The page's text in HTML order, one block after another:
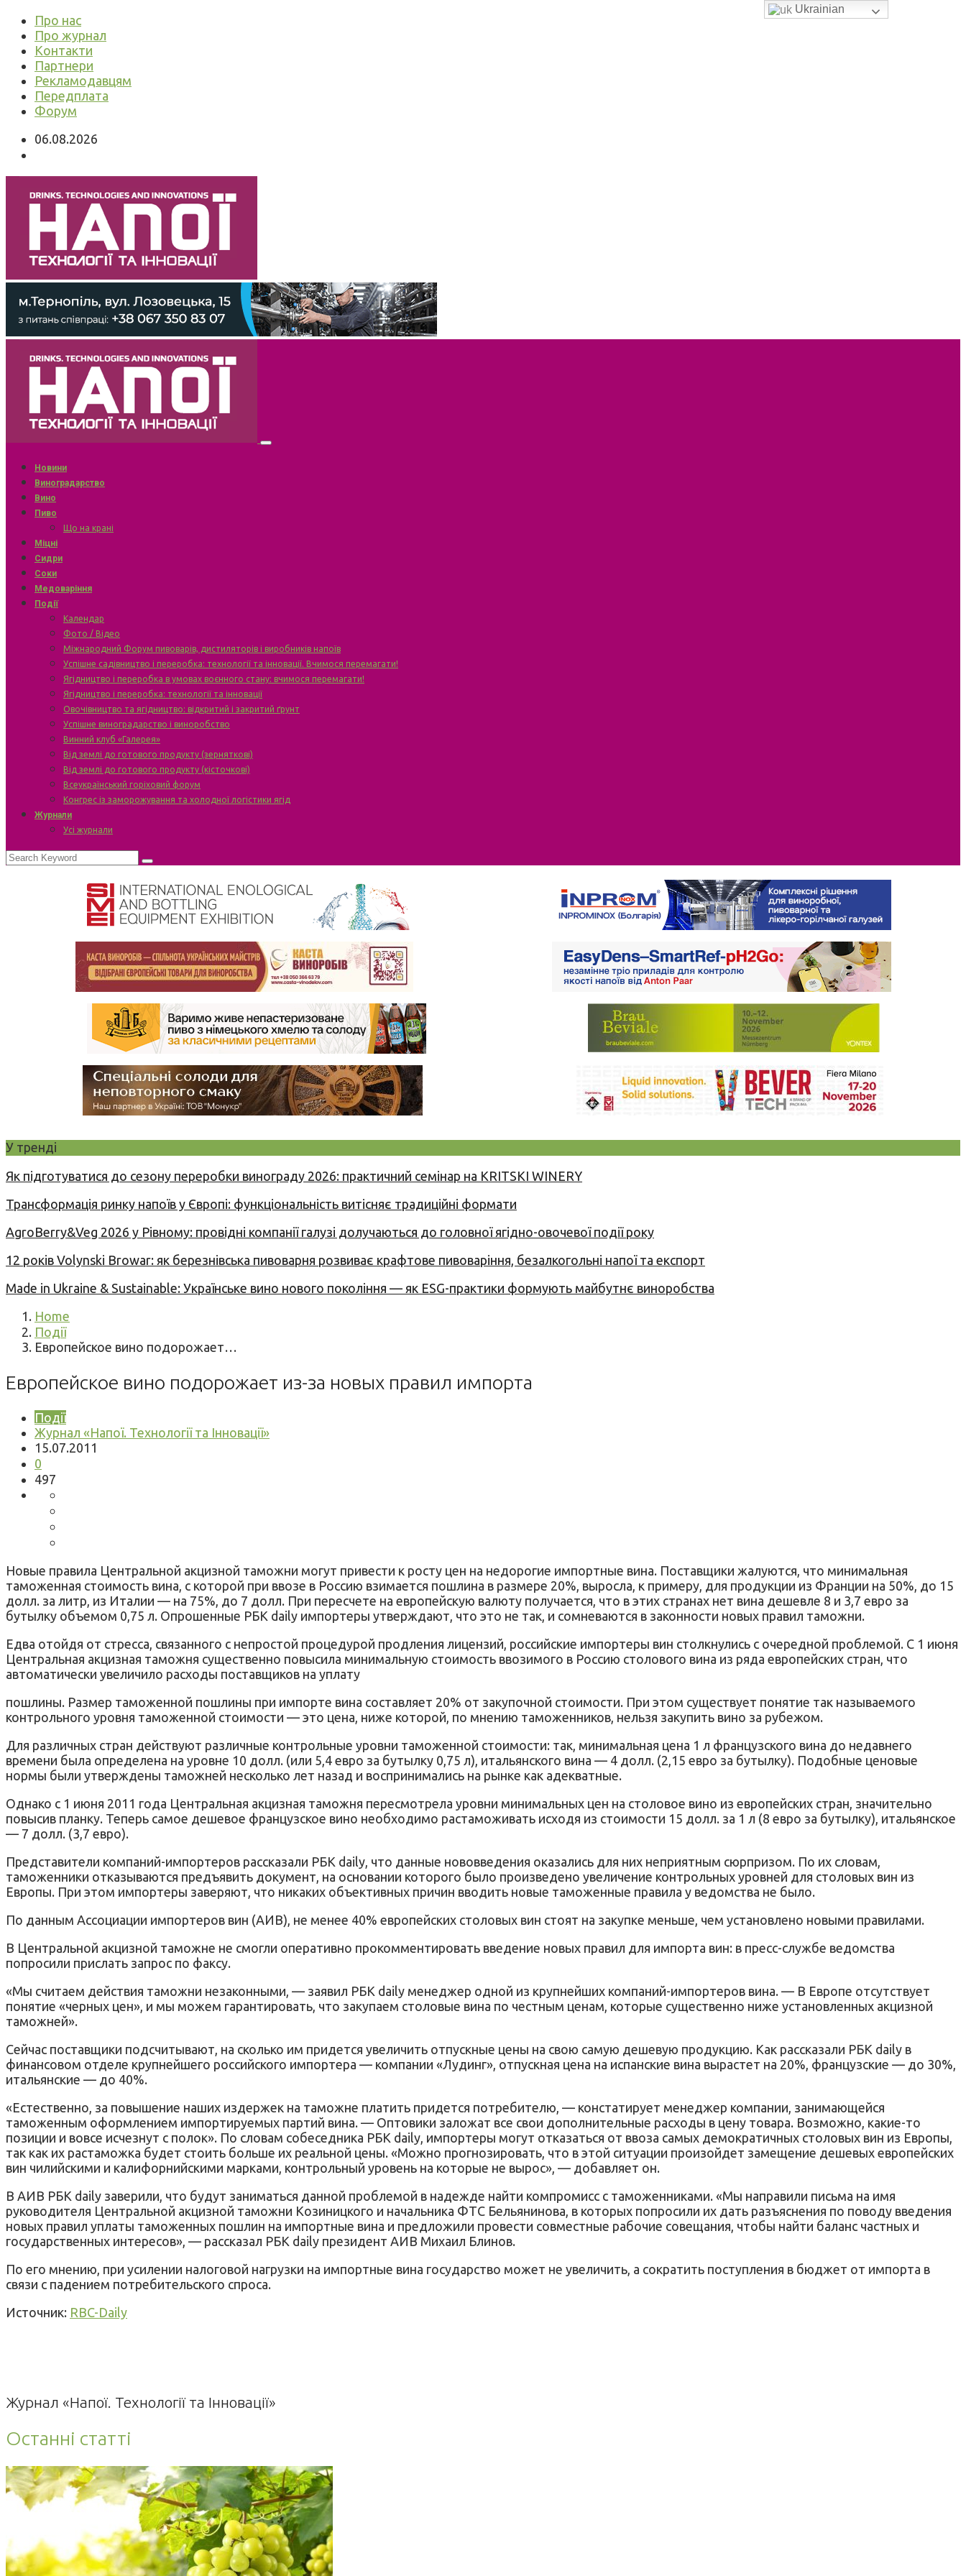
Про нас
Про журнал
Контакти
Партнери
Рекламодавцям
Передплата
Форум
06.08.2026
Новини
Виноградарство
Вино
Пиво
Що на крані
Міцні
Сидри
Соки
Медоваріння
Події
Календар
Фото / Відео
Міжнародний Форум пивоварів, дистиляторів і виробників напоїв
Успішне садівництво і переробка: технології та інновації. Вчимося перемагати!
Ягідництво і переробка в умовах воєнного стану: вчимося перемагати!
Ягідництво і переробка: технології та інновації
Овочівництво та ягідництво: відкритий і закритий ґрунт
Успішне виноградарство і виноробство
Винний клуб «Галерея»
Від землі до готового продукту (зерняткові)
Від землі до готового продукту (кісточкові)
Всеукраїнський горіховий форум
Конгрес із заморожування та холодної логістики ягід
Журнали
Усі журнали
У тренді
Як підготуватися до сезону переробки винограду 2026: практичний семінар на KRITSKI WINERY
Трансформація ринку напоїв у Європі: функціональність витісняє традиційні формати
AgroBerry&Veg 2026 у Рівному: провідні компанії галузі долучаються до головної ягідно-овочевої події року
12 років Volynski Browar: як березнівська пивоварня розвиває крафтове пивоваріння, безалкогольні напої та експорт
Made in Ukraine & Sustainable: Українське вино нового покоління — як ESG-практики формують майбутнє виноробства
Home
Події
Европейское вино подорожает…
Европейское вино подорожает из-за новых правил импорта
Події
Журнал «Напої. Технології та Інновації»
15.07.2011
0
497
Новые правила Центральной акцизной таможни могут привести к росту цен на недорогие импортные вина. Поставщики жалуются, что минимальная
таможенная стоимость вина, с которой при ввозе в Россию взимается пошлина в размере 20%, выросла, к примеру, для продукции из Франции на 50%, до 15
долл. за литр, из Италии — на 75%, до 7 долл. При пересчете на европейскую валюту получается, что в этих странах нет вина дешевле 8 и 3,7 евро за
бутылку объемом 0,75 л. Опрошенные РБК daily импортеры утверждают, что это не так, и сомневаются в законности новых правил таможни.
Едва отойдя от стресса, связанного с непростой процедурой продления лицензий, российские импортеры вин столкнулись с очередной проблемой. С 1 июня
Центральная акцизная таможня существенно повысила минимальную стоимость ввозимого в Россию столового вина из ряда европейских стран, что
автоматически увеличило расходы поставщиков на уплату
пошлины. Размер таможенной пошлины при импорте вина составляет 20% от закупочной стоимости. При этом существует понятие так называемого
контрольного уровня таможенной стоимости — это цена, ниже которой, по мнению таможенников, нельзя закупить вино за рубежом.
Для различных стран действуют различные контрольные уровни таможенной стоимости: так, минимальная цена 1 л французского вина до недавнего
времени была определена на уровне 10 долл. (или 5,4 евро за бутылку 0,75 л), итальянского вина — 4 долл. (2,15 евро за бутылку). Подобные ценовые
нормы были утверждены таможней несколько лет назад и воспринимались на рынке как адекватные.
Однако с 1 июня 2011 года Центральная акцизная таможня пересмотрела уровни минимальных цен на столовое вино из европейских стран, значительно
повысив планку. Теперь самое дешевое французское вино необходимо растаможивать исходя из стоимости 15 долл. за 1 л (8 евро за бутылку), итальянское
— 7 долл. (3,7 евро).
Представители компаний-импортеров рассказали РБК daily, что данные нововведения оказались для них неприятным сюрпризом. По их словам,
таможенники отказываются предъявить документ, на основании которого было произведено увеличение контрольных уровней для столовых вин из
Европы. При этом импортеры заверяют, что никаких объективных причин вводить новые таможенные правила у ведомства не было.
По данным Ассоциации импортеров вин (АИВ), не менее 40% европейских столовых вин стоят на закупке меньше, чем установлено новыми правилами.
В Центральной акцизной таможне не смогли оперативно прокомментировать введение новых правил для импорта вин: в пресс-службе ведомства
попросили прислать запрос по факсу.
«Мы считаем действия таможни незаконными, — заявил РБК daily менеджер одной из крупнейших компаний-импортеров вина. — В Европе отсутствует
понятие «черных цен», и мы можем гарантировать, что закупаем столовые вина по честным ценам, которые существенно ниже установленных акцизной
таможней».
Сейчас поставщики подсчитывают, на сколько им придется увеличить отпускные цены на свою самую дешевую продукцию. Как рассказали РБК daily в
финансовом отделе крупнейшего российского импортера — компании «Лудинг», отпускная цена на испанские вина вырастет на 20%, французские — до 30%,
итальянские — до 40%.
«Естественно, за повышение наших издержек на таможне платить придется потребителю, — констатирует менеджер компании, занимающейся
таможенным оформлением импортируемых партий вина. — Оптовики заложат все свои дополнительные расходы в цену товара. Возможно, какие-то
позиции и вовсе исчезнут с полок». По словам собеседника РБК daily, импортеры могут отказаться от ввоза самых демократичных столовых вин из Европы,
так как их растаможка будет стоить больше их реальной цены. «Можно прогнозировать, что в этой ситуации произойдет замещение дешевых европейских
вин чилийскими и калифорнийскими марками, контрольный уровень на которые не вырос», — добавляет он.
В АИВ РБК daily заверили, что будут заниматься данной проблемой в надежде найти компромисс с таможенниками. «Мы направили письма на имя
руководителя Центральной акцизной таможни Козиницкого и начальника ФТС Бельянинова, в которых попросили их дать разъяснения по поводу введения
новых правил уплаты таможенных пошлин на импортные вина и предложили провести совместные рабочие совещания, чтобы найти баланс частных и
государственных интересов», — рассказал РБК daily президент АИВ Михаил Блинов.
По его мнению, при усилении налоговой нагрузки на импортные вина государство может не увеличить, а сократить поступления в бюджет от импорта в
связи с падением потребительского спроса.
Источник: RBC-Daily
Журнал «Напої. Технології та Інновації»
Останні статті
Ukrainian